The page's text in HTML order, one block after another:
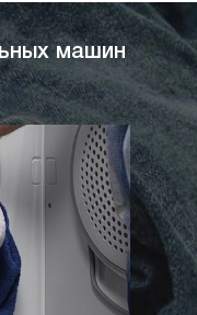
машин